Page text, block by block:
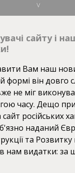
сайту і
Вам наш
формі він довго
не міг
часу. Дещо
російських
наданий
та
нам видатки: за